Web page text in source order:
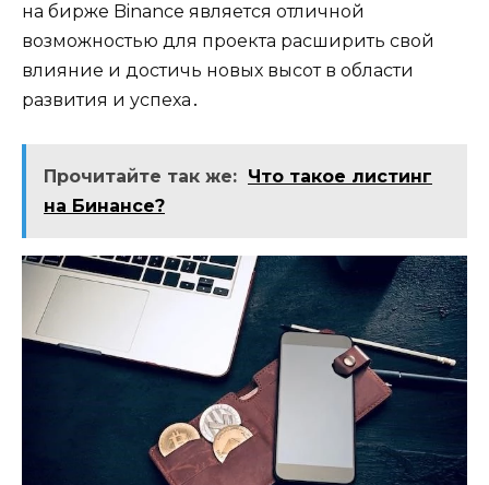
на бирже Binance является отличной
возможностью для проекта расширить свой
влияние и достичь новых высот в области
развития и успеха․
Прочитайте так же: Что такое листинг
на Бинансе?​